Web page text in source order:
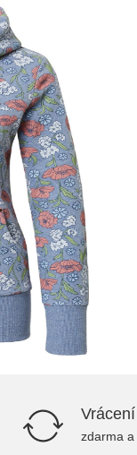
zdarma a